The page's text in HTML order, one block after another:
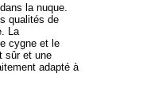
la nuque.
qualités de
La
cygne et le
sûr et une
adapté à